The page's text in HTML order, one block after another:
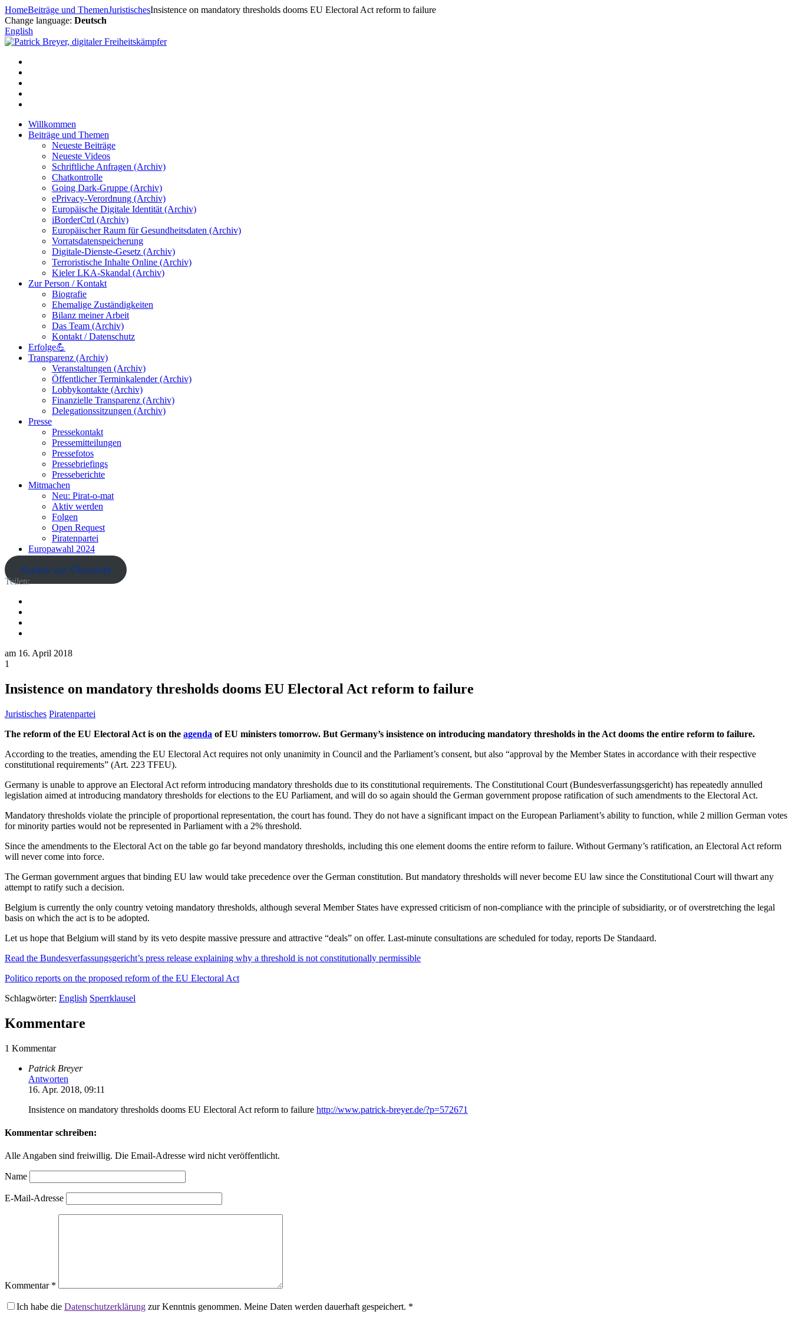
Zum
Inhalt
springen
HomeBeiträge und ThemenJuristischesInsistence on mandatory thresholds dooms EU Electoral Act reform to failure
Change language: Deutsch
English
Willkommen
Beiträge und Themen
Neueste Beiträge
Neueste Videos
Schriftliche Anfragen (Archiv)
Chatkontrolle
Going Dark-Gruppe (Archiv)
ePrivacy-Verordnung (Archiv)
Europäische Digitale Identität (Archiv)
iBorderCtrl (Archiv)
Europäischer Raum für Gesundheitsdaten (Archiv)
Vorratsdatenspeicherung
Digitale-Dienste-Gesetz (Archiv)
Terroristische Inhalte Online (Archiv)
Kieler LKA-Skandal (Archiv)
Zur Person / Kontakt
Biografie
Ehemalige Zuständigkeiten
Bilanz meiner Arbeit
Das Team (Archiv)
Kontakt / Datenschutz
Erfolge💪
Transparenz (Archiv)
Veranstaltungen (Archiv)
Öffentlicher Terminkalender (Archiv)
Lobbykontakte (Archiv)
Finanzielle Transparenz (Archiv)
Delegationssitzungen (Archiv)
Presse
Pressekontakt
Pressemitteilungen
Pressefotos
Pressebriefings
Presseberichte
Mitmachen
Neu: Pirat-o-mat
Aktiv werden
Folgen
Open Request
Piratenpartei
Europawahl 2024
Zurück zur Übersicht
Teilen:
am 16. April 2018
1
Insistence on mandatory thresholds dooms EU Electoral Act reform to failure
Juristisches Piratenpartei
The reform of the EU Electoral Act is on the agenda of EU ministers tomorrow. But Germany’s insistence on introducing mandatory thresholds in the Act dooms the entire reform to failure.
According to the treaties, amending the EU Electoral Act requires not only unanimity in Council and the Parliament’s consent, but also “approval by the Member States in accordance with their respective
constitutional requirements” (Art. 223 TFEU).
Germany is unable to approve an Electoral Act reform introducing mandatory thresholds due to its constitutional requirements. The Constitutional Court (Bundesverfassungsgericht) has repeatedly annulled
legislation aimed at introducing mandatory thresholds for elections to the EU Parliament, and will do so again should the German government propose ratification of such amendments to the Electoral Act.
Mandatory thresholds violate the principle of proportional representation, the court has found. They do not have a significant impact on the European Parliament’s ability to function, while 2 million German votes
for minority parties would not be represented in Parliament with a 2% threshold.
Since the amendments to the Electoral Act on the table go far beyond mandatory thresholds, including this one element dooms the entire reform to failure. Without Germany’s ratification, an Electoral Act reform
will never come into force.
The German government argues that binding EU law would take precedence over the German constitution. But mandatory thresholds will never become EU law since the Constitutional Court will thwart any
attempt to ratify such a decision.
Belgium is currently the only country vetoing mandatory thresholds, although several Member States have expressed criticism of non-compliance with the principle of subsidiarity, or of overstretching the legal
basis on which the act is to be adopted.
Let us hope that Belgium will stand by its veto despite massive pressure and attractive “deals” on offer. Last-minute consultations are scheduled for today, reports De Standaard.
Read the Bundesverfassungsgericht’s press release explaining why a threshold is not constitutionally permissible
Politico reports on the proposed reform of the EU Electoral Act
Schlagwörter: English Sperrklausel
Kommentare
1 Kommentar
Patrick Breyer
Antworten
16. Apr. 2018, 09:11
Insistence on mandatory thresholds dooms EU Electoral Act reform to failure http://www.patrick-breyer.de/?p=572671
Kommentar schreiben:
Alle Angaben sind freiwillig. Die Email-Adresse wird nicht veröffentlicht.
Name
E-Mail-Adresse
Kommentar *
Ich habe die Datenschutzerklärung zur Kenntnis genommen. Meine Daten werden dauerhaft gespeichert. *